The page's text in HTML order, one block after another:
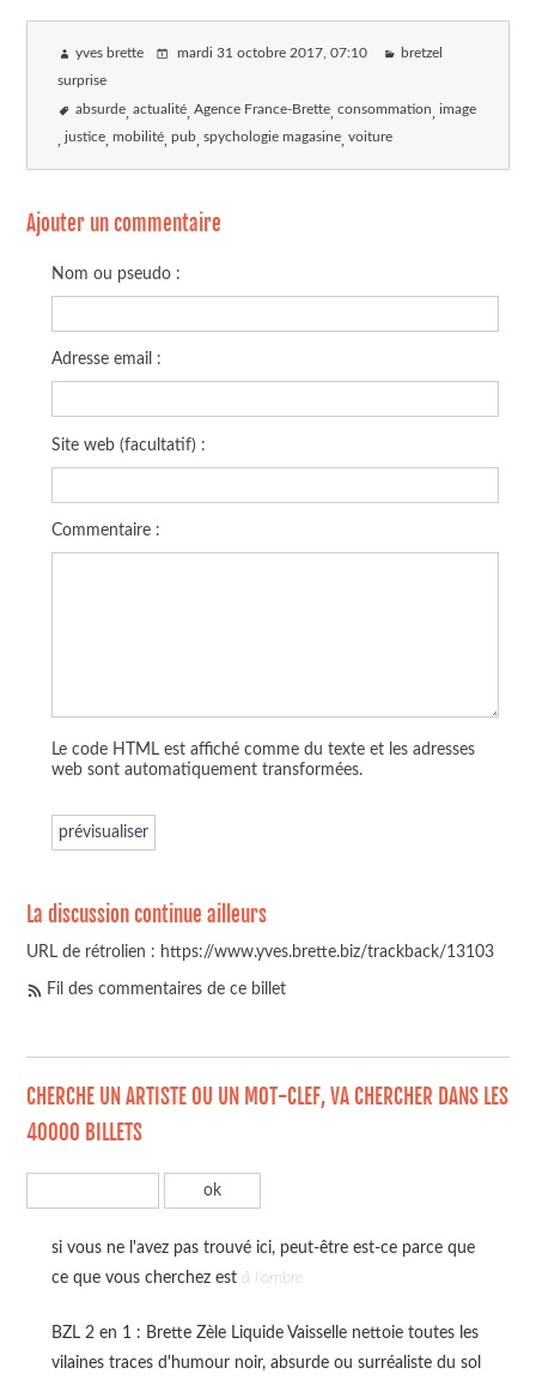
yves brette mardi 31 octobre 2017, 07:10 bretzel
surprise
absurde actualité Agence France-Brette consommation image
justice mobilité pub spychologie magasine voiture
Ajouter un commentaire
Nom ou pseudo :
Adresse email :
Site web (facultatif) :
Commentaire :
Le code HTML est affiché comme du texte et les adresses
web sont automatiquement transformées.
La discussion continue ailleurs
URL de rétrolien : https://www.yves.brette.biz/trackback/13103
Fil des commentaires de ce billet
CHERCHE UN ARTISTE OU UN MOT-CLEF, VA CHERCHER DANS LES
40000 BILLETS
si vous ne l'avez pas trouvé ici, peut-être est-ce parce que
ce que vous cherchez est à l'ombre
BZL 2 en 1 : Brette Zèle Liquide Vaisselle nettoie toutes les
vilaines traces d'humour noir, absurde ou surréaliste du sol